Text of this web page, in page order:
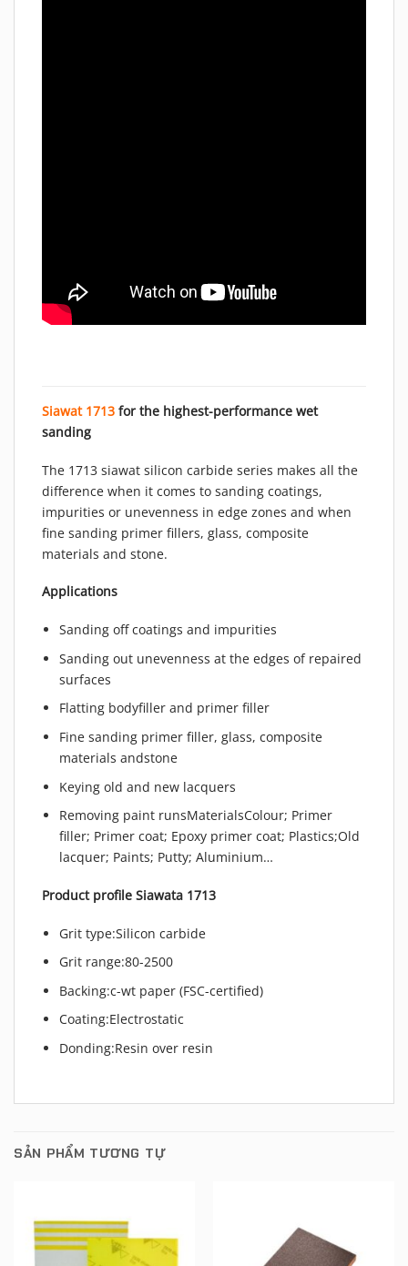
Siawat 1713 for the highest-performance wet
sanding
The 1713 siawat silicon carbide series makes all the
difference when it comes to sanding coatings,
impurities or unevenness in edge zones and when
fine sanding primer fillers, glass, composite
materials and stone.
Applications
Sanding off coatings and impurities
Sanding out unevenness at the edges of repaired
surfaces
Flatting bodyfiller and primer filler
Fine sanding primer filler, glass, composite
materials andstone
Keying old and new lacquers
Removing paint runsMaterialsColour; Primer
filler; Primer coat; Epoxy primer coat; Plastics;Old
lacquer; Paints; Putty; Aluminium…
Product profile Siawata 1713
Grit type:Silicon carbide
Grit range:80-2500
Backing:c-wt paper (FSC-certified)
Coating:Electrostatic
Donding:Resin over resin
SẢN PHẨM TƯƠNG TỰ